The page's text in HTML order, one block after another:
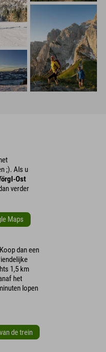
;). Als u
Ost
verder
Maps
dan een
1,5 km
het
lopen
de trein